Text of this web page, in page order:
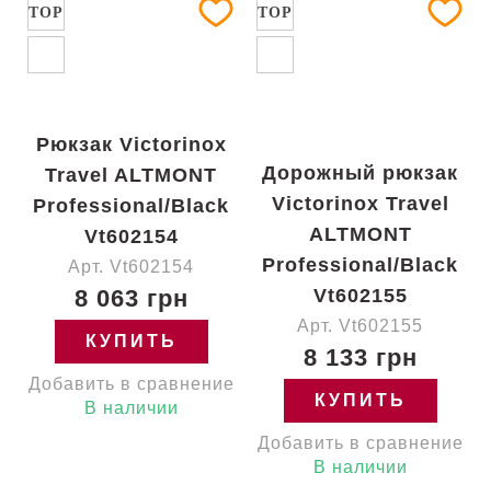
TOP
Рюкзак Victorinox
Travel ALTMONT
Professional/Black
Vt602154
Арт. Vt602154
8 063 грн
КУПИТЬ
Добавить в сравнение
В наличии
TOP
Дорожный рюкзак
Victorinox Travel
ALTMONT
Professional/Black
Vt602155
Арт. Vt602155
8 133 грн
КУПИТЬ
Добавить в сравнение
В наличии